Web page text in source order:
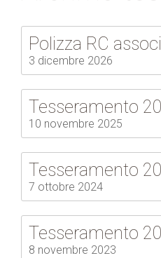
Polizza RC
3 dicembre 2026
Tesseramento
10 novembre 2025
Tesseramento
7 ottobre 2024
Tesseramento
8 novembre 2023